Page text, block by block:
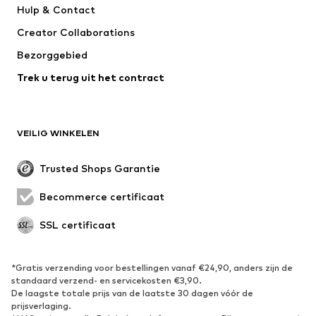
WE Fashion
Hulp & Contact
Creator Collaborations
Bezorggebied
Trek u terug uit het contract
VEILIG WINKELEN
Trusted Shops Garantie
Becommerce certificaat
SSL certificaat
*Gratis verzending voor bestellingen vanaf €24,90, anders zijn de
standaard verzend- en servicekosten €3,90.
De laagste totale prijs van de laatste 30 dagen vóór de
prijsverlaging.